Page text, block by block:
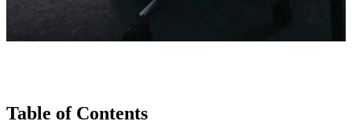
Table of Contents